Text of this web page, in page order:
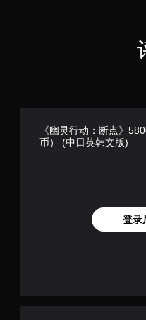
《幽灵行动：断点》
币） (中日英韩文版)
登录